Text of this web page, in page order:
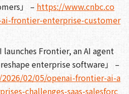
」 – https://www.cnbc.co
frontier-enterprise-customer
Frontier, an AI agent
enterprise software」 –
02/05/openai-frontier-ai-a
challenges-saas-salesforc